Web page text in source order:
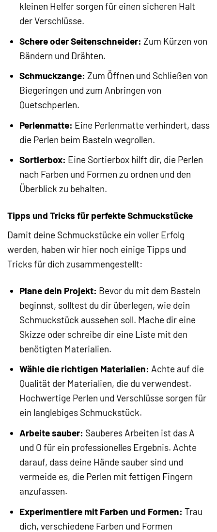
kleinen Helfer sorgen für einen sicheren Halt
der Verschlüsse.
Schere oder Seitenschneider: Zum Kürzen von
Bändern und Drähten.
Schmuckzange: Zum Öffnen und Schließen von
Biegeringen und zum Anbringen von
Quetschperlen.
Perlenmatte: Eine Perlenmatte verhindert, dass
die Perlen beim Basteln wegrollen.
Sortierbox: Eine Sortierbox hilft dir, die Perlen
nach Farben und Formen zu ordnen und den
Überblick zu behalten.
Tipps und Tricks für perfekte Schmuckstücke
Damit deine Schmuckstücke ein voller Erfolg
werden, haben wir hier noch einige Tipps und
Tricks für dich zusammengestellt:
Plane dein Projekt: Bevor du mit dem Basteln
beginnst, solltest du dir überlegen, wie dein
Schmuckstück aussehen soll. Mache dir eine
Skizze oder schreibe dir eine Liste mit den
benötigten Materialien.
Wähle die richtigen Materialien: Achte auf die
Qualität der Materialien, die du verwendest.
Hochwertige Perlen und Verschlüsse sorgen für
ein langlebiges Schmuckstück.
Arbeite sauber: Sauberes Arbeiten ist das A
und O für ein professionelles Ergebnis. Achte
darauf, dass deine Hände sauber sind und
vermeide es, die Perlen mit fettigen Fingern
anzufassen.
Experimentiere mit Farben und Formen: Trau
dich, verschiedene Farben und Formen